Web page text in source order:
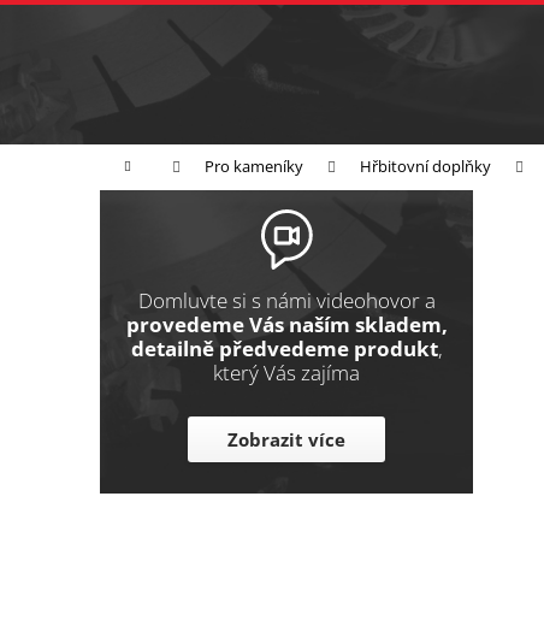
Přejít
Domů Pro kameníky Hřbitovní doplňky
P
p
Domluvte si s námi videohovor a
provedeme Vás naším skladem,
detailně předvedeme produkt,
který Vás zajíma
Zobrazit více
K
k